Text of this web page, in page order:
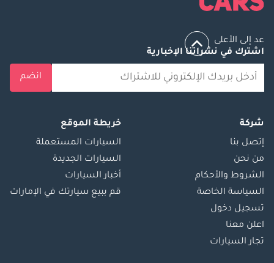
عد إلى الأعلى
اشترك في نشراتنا الإخبارية
انضم
شركة
إتصل بنا
من نحن
الشروط والأحكام
السياسة الخاصة
تسجيل دخول
اعلن معنا
تجار السيارات
خريطة الموقع
السيارات المستعملة
السيارات الجديدة
أخبار السيارات
قم ببيع سيارتك في الإمارات